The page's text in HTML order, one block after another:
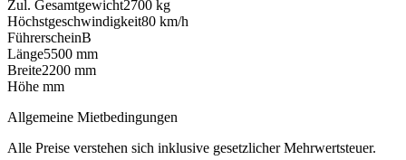
Zul. Gesamtgewicht2700 kg
Höchstgeschwindigkeit80 km/h
FührerscheinB
Länge5500 mm
Breite2200 mm
Höhe mm
Allgemeine Mietbedingungen
Alle Preise verstehen sich inklusive gesetzlicher Mehrwertsteuer.